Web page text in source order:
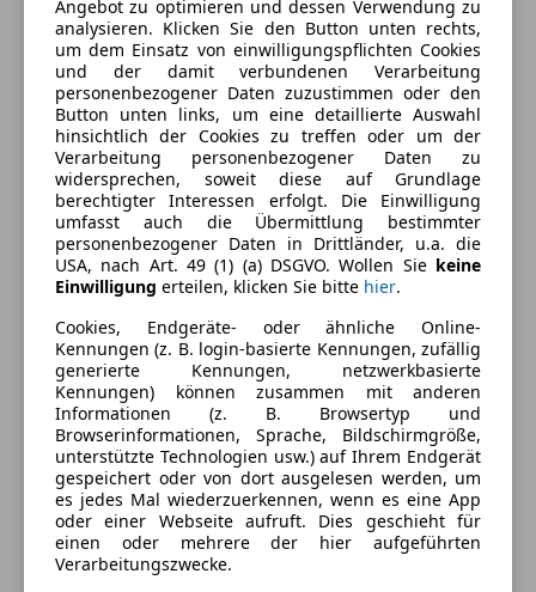
Umweltplakette
4 (Grün)
Kraftstoff
Diesel
CO₂-Emissionen
134 g/km (komb.)
Ausstattung
Komfort
Armlehne
Einparkhilfe
Einparkhilfe Sensoren hinten
Einparkhilfe Sensoren vorne
Elektrische Fensterheber
Elektrische Heckklappe
Elektrische Seitenspiegel
Getönte Scheiben
Head-up display
Klimaanlage
Mehr anzeigen
Farbe und Innenausstattung
Außenfarbe
Blau
Lackierung
Metallic
Farbe der
Innenausstattung
Grau
Innenausstattung Stoff
Angebot zu optimieren und dessen Verwendung zu
analysieren. Klicken Sie den Button unten rechts,
um dem Einsatz von einwilligungspflichten Cookies
und der damit verbundenen Verarbeitung
personenbezogener Daten zuzustimmen oder den
Button unten links, um eine detaillierte Auswahl
hinsichtlich der Cookies zu treffen oder um der
Verarbeitung personenbezogener Daten zu
widersprechen, soweit diese auf Grundlage
berechtigter Interessen erfolgt. Die Einwilligung
umfasst auch die Übermittlung bestimmter
personenbezogener Daten in Drittländer, u.a. die
USA, nach Art. 49 (1) (a) DSGVO. Wollen Sie keine
Einwilligung erteilen, klicken Sie bitte hier.
Cookies, Endgeräte- oder ähnliche Online-
Kennungen (z. B. login-basierte Kennungen, zufällig
generierte Kennungen, netzwerkbasierte
Kennungen) können zusammen mit anderen
Informationen (z. B. Browsertyp und
Browserinformationen, Sprache, Bildschirmgröße,
unterstützte Technologien usw.) auf Ihrem Endgerät
gespeichert oder von dort ausgelesen werden, um
es jedes Mal wiederzuerkennen, wenn es eine App
oder einer Webseite aufruft. Dies geschieht für
einen oder mehrere der hier aufgeführten
Verarbeitungszwecke.